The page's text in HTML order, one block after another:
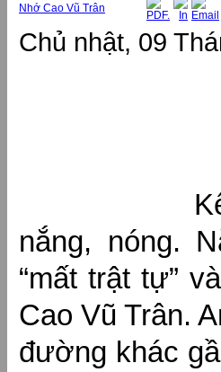
Nhớ Cao Vũ Trân
Chủ nhật, 09
Kết thúc
nắng, nóng.
“mất trật tự”
Cao Vũ Trân.
đường khác